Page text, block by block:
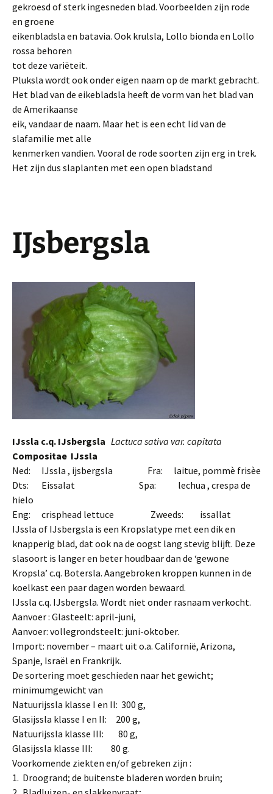
gekroesd of sterk ingesneden blad. Voorbeelden zijn rode
en groene
eikenbladsla en batavia. Ook krulsla, Lollo bionda en Lollo
rossa behoren
tot deze variëteit.
Pluksla wordt ook onder eigen naam op de markt gebracht.
Het blad van de eikebladsla heeft de vorm van het blad van
de Amerikaanse
eik, vandaar de naam. Maar het is een echt lid van de
slafamilie met alle
kenmerken vandien. Vooral de rode soorten zijn erg in trek.
Het zijn dus slaplanten met een open bladstand
IJsbergsla
IJssla c.q. IJsbergsla Lactuca sativa var. capitata
Compositae IJssla
Ned: IJssla , ijsbergsla Fra: laitue, pommè frisèe
Dts: Eissalat Spa: lechua , crespa de
hielo
Eng: crisphead lettuce Zweeds: issallat
IJssla of IJsbergsla is een Kropslatype met een dik en
knapperig blad, dat ook na de oogst lang stevig blijft. Deze
slasoort is langer en beter houdbaar dan de ‘ge­wone
Kropsla’ c.q. Botersla. Aangebroken kroppen kunnen in de
koelkast een paar dagen worden bewaard.
IJssla c.q. IJsbergsla. Wordt niet onder rasnaam verkocht.
Aanvoer : Glasteelt: april-juni,
Aanvoer: vollegrondsteelt: juni-oktober.
Import: november – maart uit o.a. Californië, Arizona,
Spanje, Israël en Frankrijk.
De sortering moet geschieden naar het gewicht;
minimumgewicht van
Natuurijssla klasse I en II: 300 g,
Glasijssla klasse I en II: 200 g,
Natuurijssla klasse III: 80 g,
Glasijssla klasse III: 80 g.
Voorkomende ziekten en/of gebreken zijn :
1. Droogrand; de buitenste bladeren worden bruin;